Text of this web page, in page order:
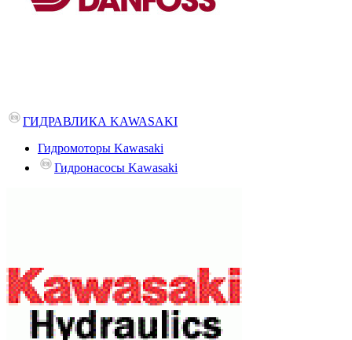
ГИДРАВЛИКА KAWASAKI
Гидромоторы Kawasaki
Гидронасосы Kawasaki